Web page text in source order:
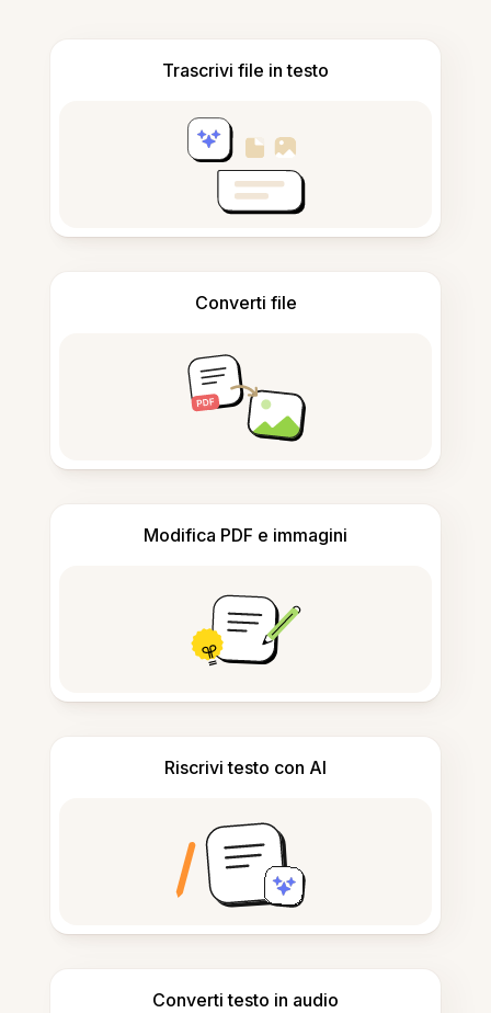
Trascrivi file in testo
Converti file
Modifica PDF e immagini
Riscrivi testo con AI
Converti testo in audio